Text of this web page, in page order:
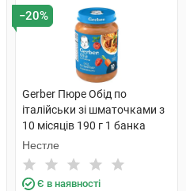
−20%
Gerber Пюре Обід по
італійськи зі шматочками з
10 місяців 190 г 1 банка
Нестле
Є в наявності